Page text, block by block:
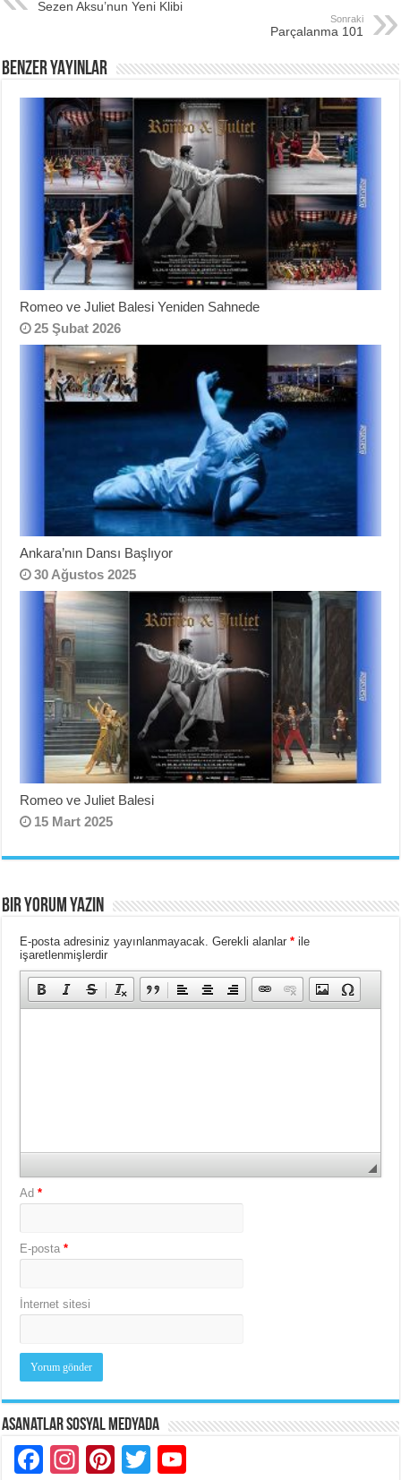
b
o
k
st
Sezen Aksu’nun Yeni Klibi
Sonraki
Parçalanma 101
BENZER YAYINLAR
Romeo ve Juliet Balesi Yeniden Sahnede
25 Şubat 2026
Ankara’nın Dansı Başlıyor
30 Ağustos 2025
Romeo ve Juliet Balesi
15 Mart 2025
BIR YORUM YAZIN
E-posta adresiniz yayınlanmayacak. Gerekli alanlar* ile
işaretlenmişlerdir
Ad*
E-posta*
İnternet sitesi
Asanatlar Sosyal Medyada
Facebook
Instagram
Pinterest
Twitter